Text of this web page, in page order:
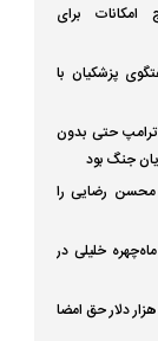
امکانات برای
پزشکیان با
ترامپ حتی بدون
جنگ بود
محسن رضایی را
خلیلی در
فاجعه استقلال؛ ۴۰۰ هزار دلار حق امضا